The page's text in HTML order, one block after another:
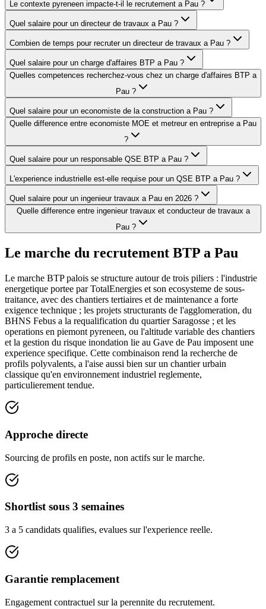
Le contexte pyreneen impacte-t-il le recrutement a Pau ?
Quel salaire pour un directeur de travaux a Pau ?
Combien de temps pour recruter un directeur de travaux a Pau ?
Quel salaire pour un charge d'affaires BTP a Pau ?
Quelles competences recherchez-vous chez un charge d'affaires BTP a
Pau ?
Quel salaire pour un economiste de la construction a Pau ?
Quelle difference entre economiste MOE et metreur en entreprise a Pau
?
Quel salaire pour un responsable QSE BTP a Pau ?
L'experience industrielle est-elle requise pour un QSE BTP a Pau ?
Quel salaire pour un ingenieur travaux a Pau en 2026 ?
Quelle difference entre ingenieur travaux et conducteur de travaux a
Pau ?
Le marche du recrutement BTP a Pau
Le marche BTP palois se structure autour de trois piliers : l'industrie
energetique portee par TotalEnergies et son ecosysteme de sous-
traitance, avec des chantiers tertiaires et de maintenance a forte
exigence technique ; les projets structurants de l'agglomeration, du
BHNS Febus a la requalification du quartier Saragosse ; et les
operations en piemont pyreneen, ou l'altitude variable des chantiers
et la gestion du risque inondation lie au Gave de Pau imposent une
experience specifique. Cette combinaison rend la recherche de
profils polyvalents, a l'aise aussi bien sur un chantier urbain
classique qu'en environnement industriel reglemente,
particulierement tendue.
Approche directe
Sourcing de profils en poste, non actifs sur le marche.
Shortlist sous 3 semaines
3 a 5 candidats qualifies, evalues sur l'experience reelle.
Garantie remplacement
Engagement contractuel sur la perennite du recrutement.